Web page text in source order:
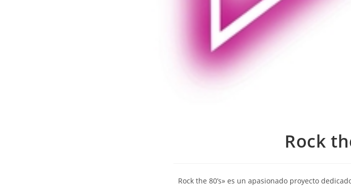
Rock
Rock the 80’s» es un apasionado proyecto